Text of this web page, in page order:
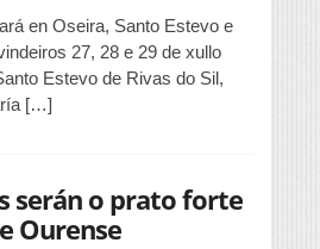
en Oseira, Santo Estevo e
27, 28 e 29 de xullo
Estevo de Rivas do Sil,
[…]
serán o prato forte
Ourense